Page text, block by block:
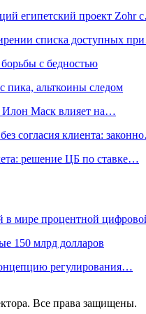
египетский проект Zohr
списка доступных
борьбы с бедностью
пика, альткоины следом
Илон Маск влияет на…
согласия клиента:
решение ЦБ по ставке…
в мире процентной
150 млрд долларов
регулирования…
Все права защищены.